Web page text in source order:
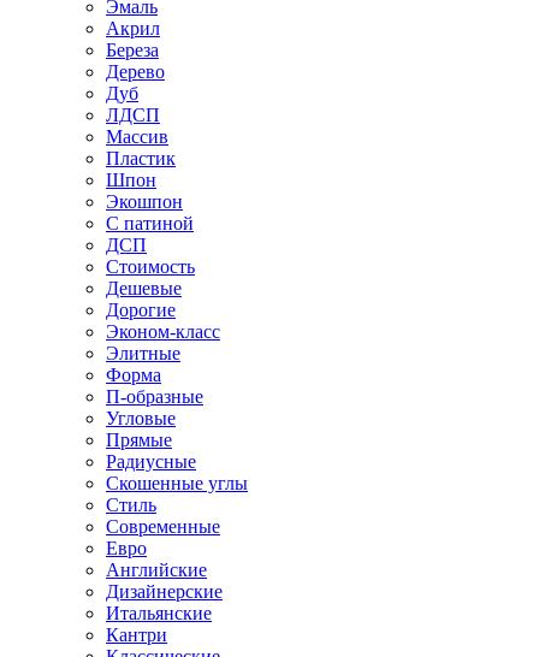
Эмаль
Акрил
Береза
Дерево
Дуб
ЛДСП
Массив
Пластик
Шпон
Экошпон
С патиной
ДСП
Стоимость
Дешевые
Дорогие
Эконом-класс
Элитные
Форма
П-образные
Угловые
Прямые
Радиусные
Скошенные углы
Стиль
Современные
Евро
Английские
Дизайнерские
Итальянские
Кантри